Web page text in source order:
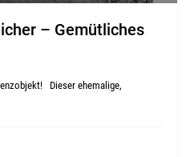
– Gemütliches
Dieser ehemalige,